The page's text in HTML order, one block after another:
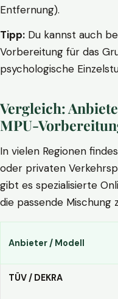
Entfernung).
Tipp: Du kannst auch
Vorbereitung für das
psychologische
Vergleich:
MPU-
In vielen Regionen
oder privaten
gibt es spezialisierte
die passende Mischung
Anbieter / Modell
TÜV / DEKRA